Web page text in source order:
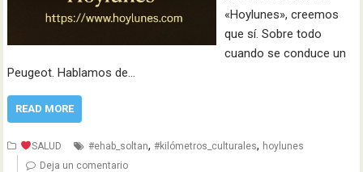
«Hoylunes», creemos
que sí. Sobre todo
cuando se conduce un
Peugeot. Hablamos de…
READ MORE
SALUD #ehab_soltan,#kilómetros_culturales, hoylunes
Deja un comentario